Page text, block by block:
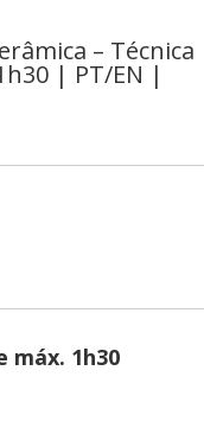
– Técnica
| PT/EN |
máx. 1h30